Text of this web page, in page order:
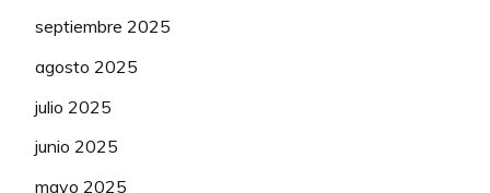
septiembre 2025
agosto 2025
julio 2025
junio 2025
mayo 2025